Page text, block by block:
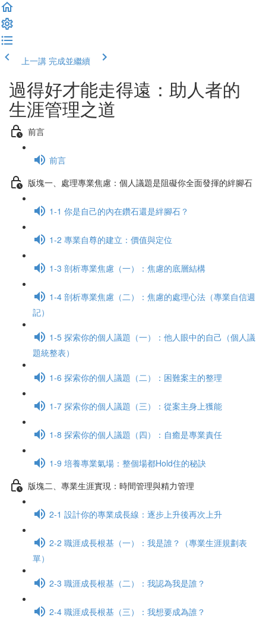
上一講 完成並繼續
過得好才能走得遠：助人者的
生涯管理之道
前言
前言
版塊一、處理專業焦慮：個人議題是阻礙你全面發揮的絆腳石
1-1 你是自己的內在鑽石還是絆腳石？
1-2 專業自尊的建立：價值與定位
1-3 剖析專業焦慮（一）：焦慮的底層結構
1-4 剖析專業焦慮（二）：焦慮的處理心法（專業自信週
記）
1-5 探索你的個人議題（一）：他人眼中的自己（個人議
題統整表）
1-6 探索你的個人議題（二）：困難案主的整理
1-7 探索你的個人議題（三）：從案主身上獲能
1-8 探索你的個人議題（四）：自癒是專業責任
1-9 培養專業氣場：整個場都Hold住的秘訣
版塊二、專業生涯實現：時間管理與精力管理
2-1 設計你的專業成長線：逐步上升後再次上升
2-2 職涯成長根基（一）：我是誰？（專業生涯規劃表
單）
2-3 職涯成長根基（二）：我認為我是誰？
2-4 職涯成長根基（三）：我想要成為誰？